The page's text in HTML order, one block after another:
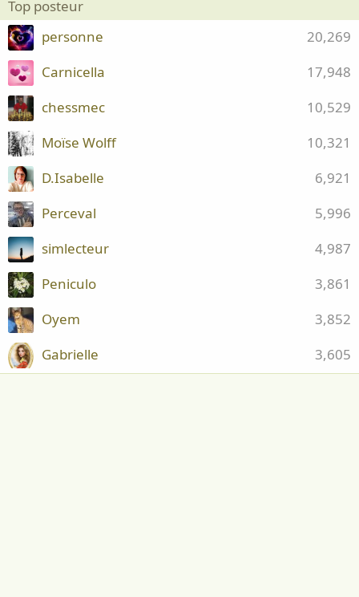
Top posteur
20,269
personne
17,948
Carnicella
10,529
chessmec
10,321
Moïse Wolff
6,921
D.Isabelle
5,996
Perceval
4,987
simlecteur
3,861
Peniculo
3,852
Oyem
3,605
Gabrielle